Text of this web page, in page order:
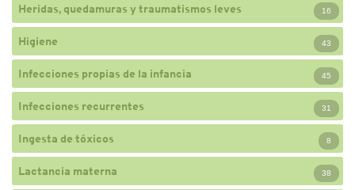
Heridas, quedamuras y traumatismos leves 16
Higiene 43
Infecciones propias de la infancia 45
Infecciones recurrentes 31
Ingesta de tóxicos 8
Lactancia materna 38